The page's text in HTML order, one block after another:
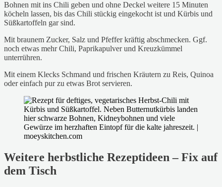
Bohnen mit ins Chili geben und ohne Deckel weitere 15 Minuten
köcheln lassen, bis das Chili stückig eingekocht ist und Kürbis und
Süßkartoffeln gar sind.
Mit braunem Zucker, Salz und Pfeffer kräftig abschmecken. Ggf.
noch etwas mehr Chili, Paprikapulver und Kreuzkümmel
unterrühren.
Mit einem Klecks Schmand und frischen Kräutern zu Reis, Quinoa
oder einfach pur zu etwas Brot servieren.
Weitere herbstliche Rezeptideen – Fix auf
dem Tisch